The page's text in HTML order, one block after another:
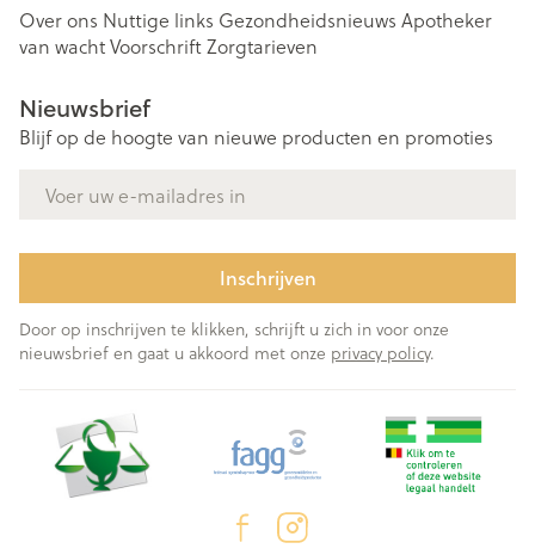
Over ons Nuttige links Gezondheidsnieuws Apotheker
van wachtVoorschriftZorgtarieven
Nieuwsbrief
Blijf op de hoogte van nieuwe producten en promoties
Inschrijven
Door op inschrijven te klikken, schrijft u zich in voor onze
nieuwsbrief en gaat u akkoord met onze privacy policy.